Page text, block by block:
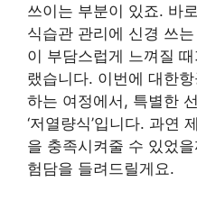
쓰이는 부분이 있죠. 바
식습관 관리에 신경 쓰
이 부담스럽게 느껴질
랬습니다. 이번에 대한
하는 여정에서, 특별한
‘저열량식’입니다. 과연
을 충족시켜줄 수 있었
험담을 들려드릴게요.